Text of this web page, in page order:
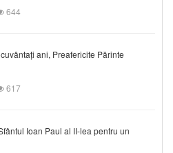
644
ani, Preafericite Părinte
617
Ioan Paul al II-lea pentru un